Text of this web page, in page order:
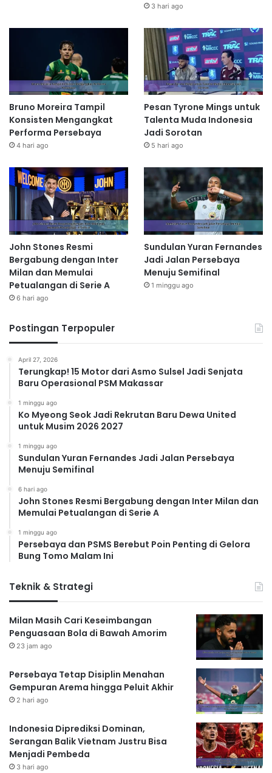
3 hari ago
Bruno Moreira Tampil
Konsisten Mengangkat
Performa Persebaya
4 hari ago
Pesan Tyrone Mings untuk
Talenta Muda Indonesia
Jadi Sorotan
5 hari ago
John Stones Resmi
Bergabung dengan Inter
Milan dan Memulai
Petualangan di Serie A
6 hari ago
Sundulan Yuran Fernandes
Jadi Jalan Persebaya
Menuju Semifinal
1 minggu ago
Postingan Terpopuler
April 27, 2026
Terungkap! 15 Motor dari Asmo Sulsel Jadi Senjata
Baru Operasional PSM Makassar
1 minggu ago
Ko Myeong Seok Jadi Rekrutan Baru Dewa United
untuk Musim 2026 2027
1 minggu ago
Sundulan Yuran Fernandes Jadi Jalan Persebaya
Menuju Semifinal
6 hari ago
John Stones Resmi Bergabung dengan Inter Milan dan
Memulai Petualangan di Serie A
1 minggu ago
Persebaya dan PSMS Berebut Poin Penting di Gelora
Bung Tomo Malam Ini
Teknik & Strategi
Milan Masih Cari Keseimbangan
Penguasaan Bola di Bawah Amorim
23 jam ago
Persebaya Tetap Disiplin Menahan
Gempuran Arema hingga Peluit Akhir
2 hari ago
Indonesia Diprediksi Dominan,
Serangan Balik Vietnam Justru Bisa
Menjadi Pembeda
3 hari ago